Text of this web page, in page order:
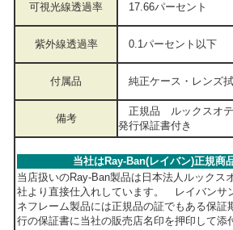
可視光線透過率 17.66パーセント
紫外線透過率 0.1パーセント以
付属品 純正ケース・レンズ
備考
正規品 ルックスオテ
発行保証書付き
当社はRay-Ban(レイバン)正規商
当店扱いのRay-Ban製品は日本法人ルックス
社より直接仕入れしています。 レイバン
ネフレーム製品には正規品の証でもある保証
行の保証書に当社の販売店名印を押印して添